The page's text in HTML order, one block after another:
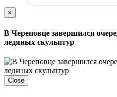
×
В Череповце завершился
ледяных скульптур
Close